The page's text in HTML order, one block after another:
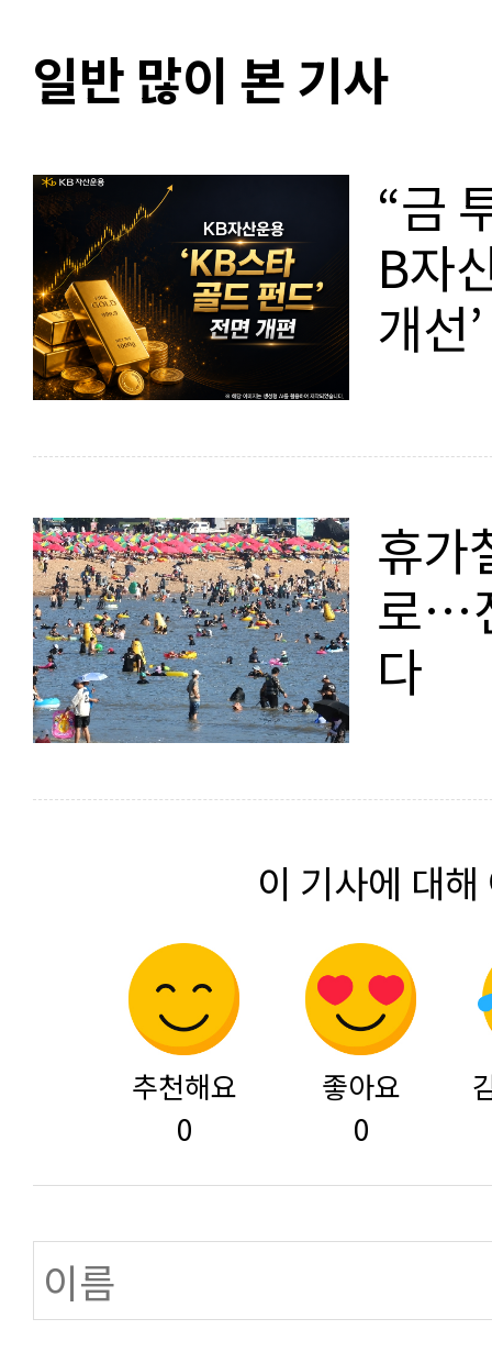
일반 많이 본 기사
“금
B자
개선’
휴가
로…
다
이 기사에 대
추천해요
0
좋아요
0